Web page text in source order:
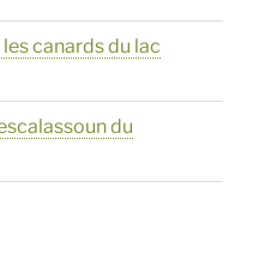
canards du lac
du